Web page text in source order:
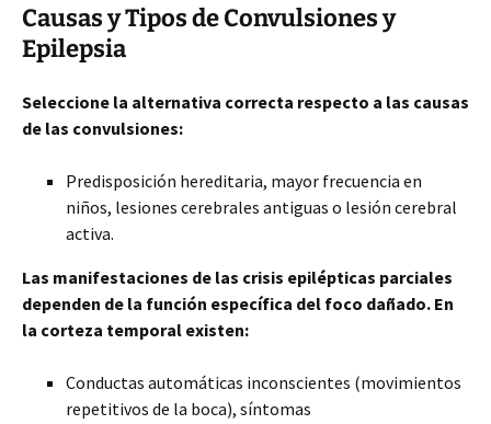
Causas y Tipos de Convulsiones y
Epilepsia
Seleccione la alternativa correcta respecto a las causas
de las convulsiones:
Predisposición hereditaria, mayor frecuencia en
niños, lesiones cerebrales antiguas o lesión cerebral
activa.
Las manifestaciones de las crisis epilépticas parciales
dependen de la función específica del foco dañado. En
la corteza temporal existen:
Conductas automáticas inconscientes (movimientos
repetitivos de la boca), síntomas